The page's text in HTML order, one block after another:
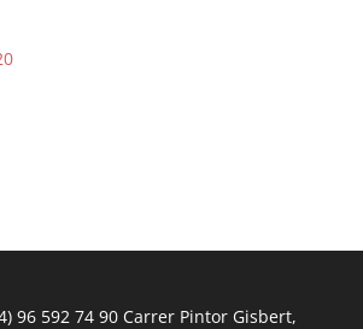
96 592 74 90 Carrer Pintor Gisbert,